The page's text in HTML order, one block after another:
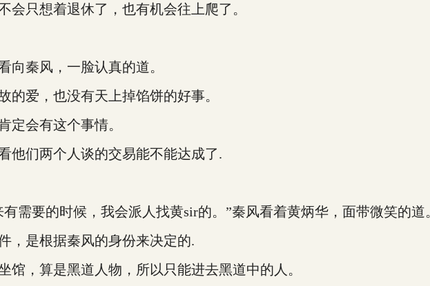
只想着退休了，也有机会往上爬了。
秦风，一脸认真的道。
爱，也没有天上掉馅饼的好事。
会有这个事情。
们两个人谈的交易能不能达成了.
要的时候，我会派人找黄sir的。”秦风看着黄炳华，面带微笑的道
是根据秦风的身份来决定的.
，算是黑道人物，所以只能进去黑道中的人。